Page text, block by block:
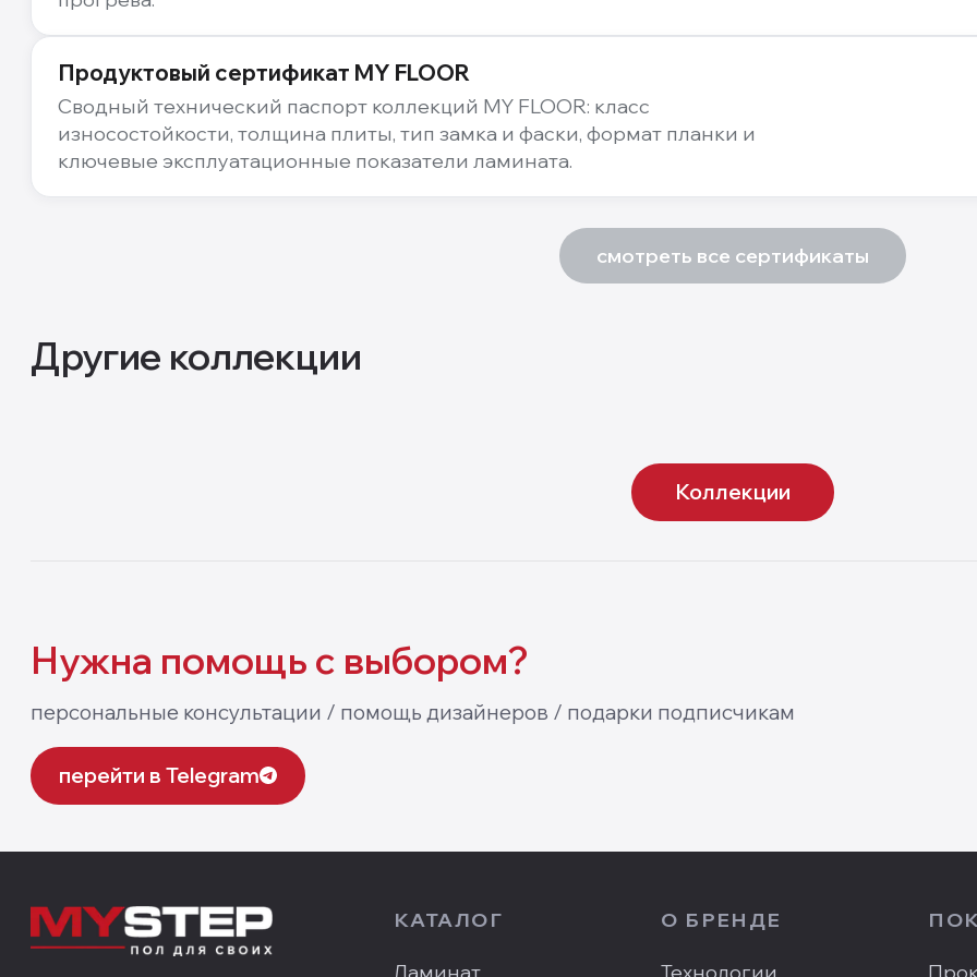
Продуктовый сертификат MY FLOOR
Сводный технический паспорт коллекций MY FLOOR: класс
износостойкости, толщина плиты, тип замка и фаски, формат планки и
ключевые эксплуатационные показатели ламината.
смотреть все сертификаты
Другие коллекции
10мм
Коллекции
Нужна помощь с выбором?
персональные консультации / помощь дизайнеров / подарки подписчикам
перейти в Telegram
КАТАЛОГ О БРЕНДЕ